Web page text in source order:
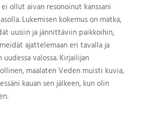
ei ollut aivan resonoinut kanssani
Lukemisen kokemus on matka,
uusiin ja jännittäviin paikkoihin,
ajattelemaan eri tavalla ja
uudessa valossa. Kirjailijan
maalaten Veden muisti kuvia,
kauan sen jälkeen, kun olin